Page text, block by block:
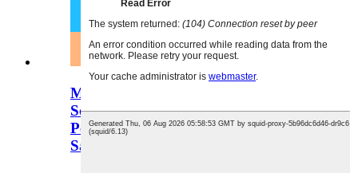
Model Peralatan Eksperimen Sains
Sekolah Rendah Seismograf untuk
Pengajaran Geografi untuk Makmal
Sains Rendah